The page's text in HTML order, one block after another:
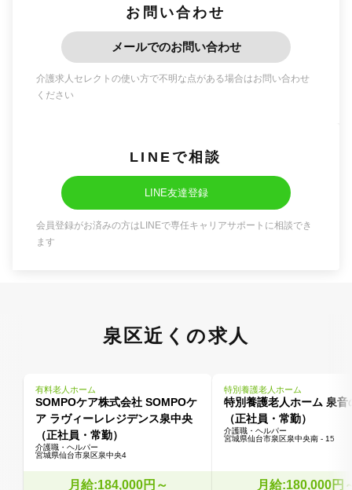
お問い合わせ
メールでのお問い合わせ
介護求人セレクトの使い方で不明な点がある場合はお問い合わせ
ください
LINEで相談
LINE友達登録
会員登録がお済みの方はLINEで専任キャリアサポートに相談でき
ます
泉区近くの求人
有料老人ホーム
SOMPOケア株式会社 SOMPOケ
ア ラヴィーレレジデンス泉中央
（正社員・常勤）
介護職・ヘルパー
宮城県仙台市泉区泉中央4
月給:184,000円～
特別養護老人ホーム
特別養護老人ホーム 泉音
（正社員・常勤）
介護職・ヘルパー
宮城県仙台市泉区泉中央南 - 15
月給:180,000円